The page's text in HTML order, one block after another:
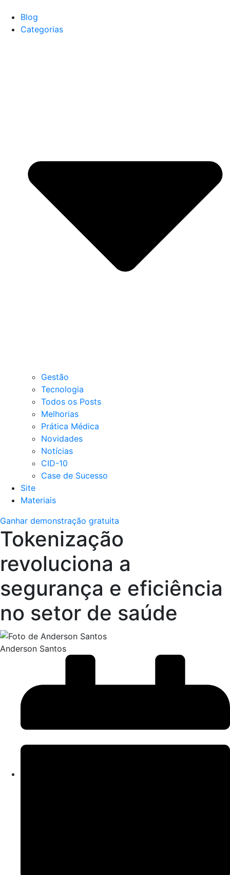
Blog
Categorias
Gestão
Tecnologia
Todos os Posts
Melhorias
Prática Médica
Novidades
Notícias
CID-10
Case de Sucesso
Site
Materiais
Ganhar demonstração gratuita
Tokenização
revoluciona a
segurança e eficiência
no setor de saúde
Anderson Santos